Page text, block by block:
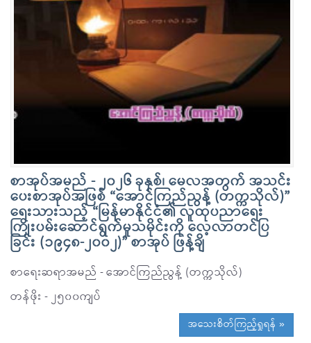
စာအုပ်အမည် - ၂၀၂၆ ခုနှစ်၊ မေလအတွက် အသင်း
ပေးစာအုပ်အဖြစ် “အောင်ကြည်ညွန့် (တက္ကသိုလ်)”
ရေးသားသည့် “မြန်မာနိုင်ငံ၏ လူထုပညာရေး
ကြိုးပမ်းဆောင်ရွက်မှုသမိုင်းကို လေ့လာတင်ပြ
ခြင်း (၁၉၄၈-၂၀၀၂)” စာအုပ် ဖြန့်ချိ
စာရေးဆရာအမည် - အောင်ကြည်ညွန့် (တက္ကသိုလ်)
တန်ဖိုး - ၂၅၀၀ကျပ်
အသေးစိတ်ကြည့်ရှုရန် »